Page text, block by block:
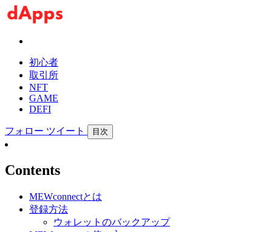
初心者
取引所
NFT
GAME
DEFI
フォロー ツイート 目次
Contents
MEWconnectとは
登録方法
ウォレットのバックアップ